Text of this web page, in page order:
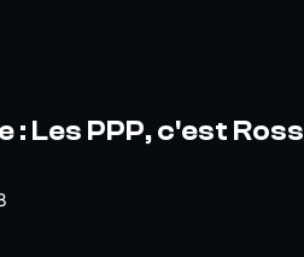
: Les PPP, c'est Ross